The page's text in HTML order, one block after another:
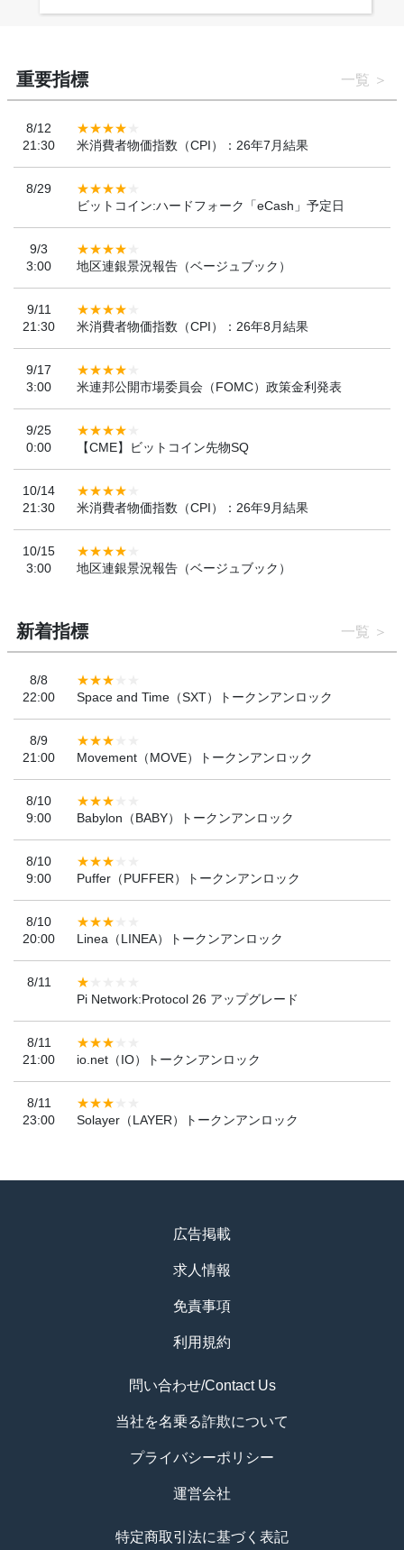
重要指標 一覧
8/12
21:30
米消費者物価指数（CPI）：26年7月結果
8/29
ビットコイン:ハードフォーク「eCash」予定日
9/3
3:00
地区連銀景況報告（ベージュブック）
9/11
21:30
米消費者物価指数（CPI）：26年8月結果
9/17
3:00
米連邦公開市場委員会（FOMC）政策金利発表
9/25
0:00
【CME】ビットコイン先物SQ
10/14
21:30
米消費者物価指数（CPI）：26年9月結果
10/15
3:00
地区連銀景況報告（ベージュブック）
新着指標 一覧
8/8
22:00
Space and Time（SXT）トークンアンロック
8/9
21:00
Movement（MOVE）トークンアンロック
8/10
9:00
Babylon（BABY）トークンアンロック
8/10
9:00
Puffer（PUFFER）トークンアンロック
8/10
20:00
Linea（LINEA）トークンアンロック
8/11
Pi Network:Protocol 26 アップグレード
8/11
21:00
io.net（IO）トークンアンロック
8/11
23:00
Solayer（LAYER）トークンアンロック
広告掲載
求人情報
免責事項
利用規約
問い合わせ/Contact Us
当社を名乗る詐欺について
プライバシーポリシー
運営会社
特定商取引法に基づく表記